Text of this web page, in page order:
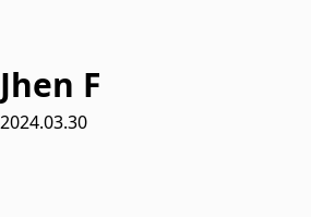
Jhen F
2024.03.30